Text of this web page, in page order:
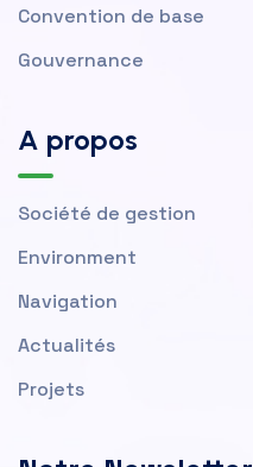
Convention de base
Gouvernance
A propos
Société de gestion
Environment
Navigation
Actualités
Projets